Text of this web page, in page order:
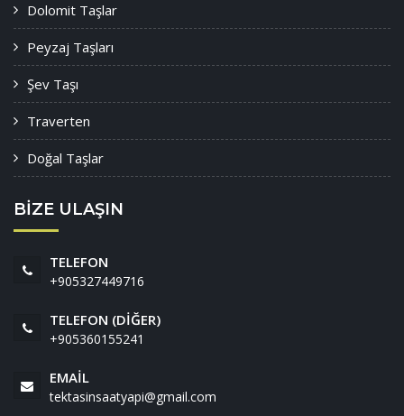
Dolomit Taşlar
Peyzaj Taşları
Şev Taşı
Traverten
Doğal Taşlar
BİZE ULAŞIN
TELEFON
+905327449716
TELEFON (DIĞER)
+905360155241
EMAIL
tektasinsaatyapi@gmail.com